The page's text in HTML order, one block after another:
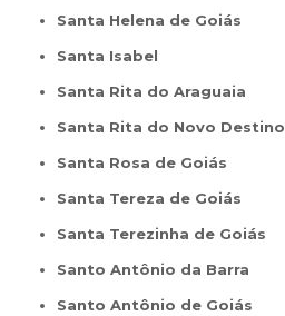
Santa Helena de Goiás
Santa Isabel
Santa Rita do Araguaia
Santa Rita do Novo Destino
Santa Rosa de Goiás
Santa Tereza de Goiás
Santa Terezinha de Goiás
Santo Antônio da Barra
Santo Antônio de Goiás